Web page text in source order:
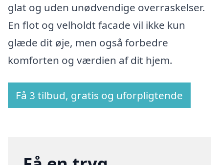
glat og uden unødvendige overraskelser.
En flot og velholdt facade vil ikke kun
glæde dit øje, men også forbedre
komforten og værdien af dit hjem.
Få 3 tilbud, gratis og uforpligtende